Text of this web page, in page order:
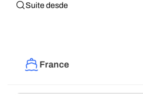
Suite desde
France